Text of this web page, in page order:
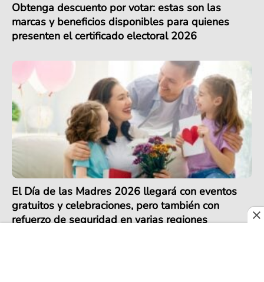
Obtenga descuento por votar: estas son las
marcas y beneficios disponibles para quienes
presenten el certificado electoral 2026
El Día de las Madres 2026 llegará con eventos
gratuitos y celebraciones, pero también con
refuerzo de seguridad en varias regiones